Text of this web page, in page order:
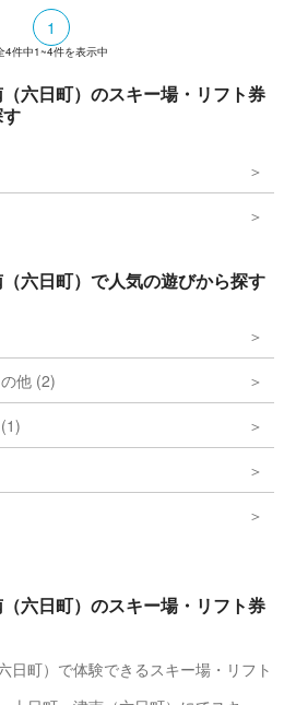
めるエリアも完備している。ナイター営業あ
り。スキー学校も行っているので、スキーを
習いたい方にもおすすめ。
1
4件中1~4件を表示中
六日町）のスキー場・リフト券
六日町）で人気の遊びから探す
他 (2)
六日町）のスキー場・リフト券
日町）で体験できるスキー場・リフト